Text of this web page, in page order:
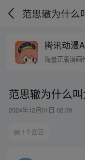
范思辙为什么
腾讯动漫
海量正版漫画
范思辙为什么
2024年12月01日 02:39
1个回答